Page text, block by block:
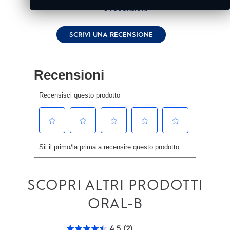
Nessuna
valutazione.
Stesso
link
alla
0 recensioni
SCRIVI UNA RECENSIONE
SCOPRI ALTRI PRODOTTI
ORAL-B